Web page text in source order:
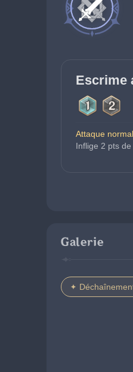
Escrime
Attaque
Inflige 2 pts de
Galerie